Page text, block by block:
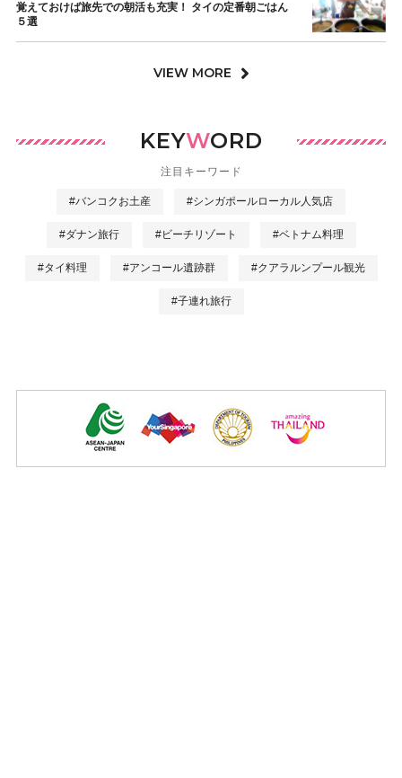
覚えておけば旅先での朝活も充実！ タイの定番朝ごはん
５選
VIEW MORE
KEYWORD
注目キーワード
#バンコクお土産 #シンガポールローカル人気店
#ダナン旅行 #ビーチリゾート #ベトナム料理
#タイ料理 #アンコール遺跡群 #クアラルンプール観光
#子連れ旅行